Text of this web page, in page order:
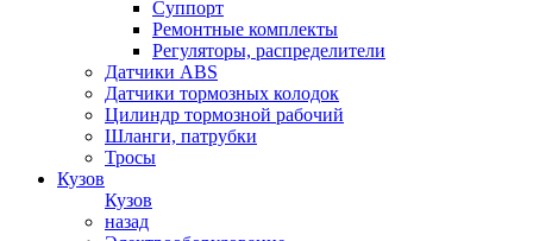
Суппорт
Ремонтные комплекты
Регуляторы, распределители
Датчики ABS
Датчики тормозных колодок
Цилиндр тормозной рабочий
Шланги, патрубки
Тросы
Кузов
Кузов
назад